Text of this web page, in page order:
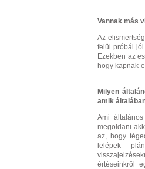
Vannak más
Az
felül próbál
Ezekben az
hogy kapnak-
Milyen
amik
Ami
megoldani
az, hogy
lelépek –
értéseinkről